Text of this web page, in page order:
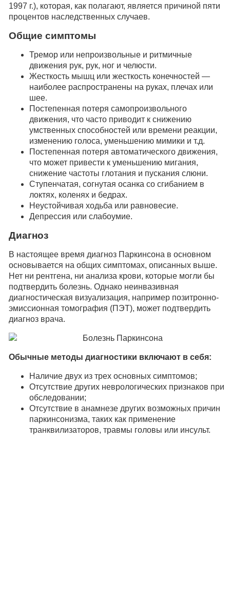
1997 г.), которая, как полагают, является причиной пяти
процентов наследственных случаев.
Общие симптомы
Тремор или непроизвольные и ритмичные
движения рук, рук, ног и челюсти.
Жесткость мышц или жесткость конечностей —
наиболее распространены на руках, плечах или
шее.
Постепенная потеря самопроизвольного
движения, что часто приводит к снижению
умственных способностей или времени реакции,
изменению голоса, уменьшению мимики и т.д.
Постепенная потеря автоматического движения,
что может привести к уменьшению мигания,
снижение частоты глотания и пускания слюни.
Ступенчатая, согнутая осанка со сгибанием в
локтях, коленях и бедрах.
Неустойчивая ходьба или равновесие.
Депрессия или слабоумие.
Диагноз
В настоящее время диагноз Паркинсона в основном
основывается на общих симптомах, описанных выше.
Нет ни рентгена, ни анализа крови, которые могли бы
подтвердить болезнь. Однако неинвазивная
диагностическая визуализация, например позитронно-
эмиссионная томография (ПЭТ), может подтвердить
диагноз врача.
Обычные методы диагностики включают в себя:
Наличие двух из трех основных симптомов;
Отсутствие других неврологических признаков при
обследовании;
Отсутствие в анамнезе других возможных причин
паркинсонизма, таких как применение
транквилизаторов, травмы головы или инсульт.